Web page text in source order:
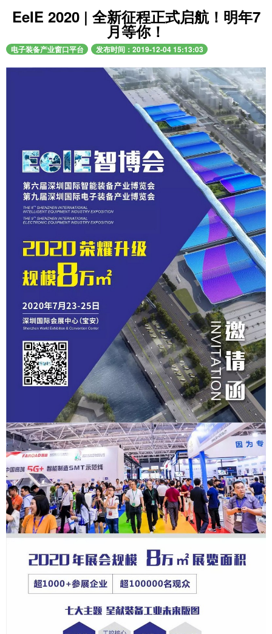
EeIE 2020 | 全新征程正式启航！明年7
月等你！
电子装备产业窗口平台 发布时间：2019-12-04 15:13:03